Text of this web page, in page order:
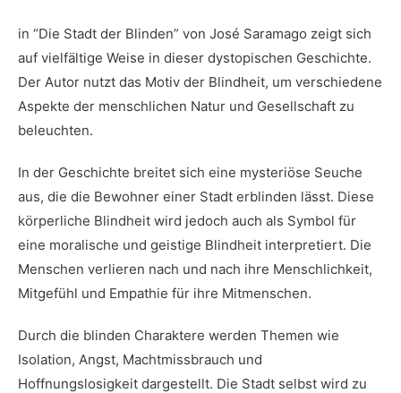
in “Die Stadt der ⁣Blinden” von ‌José Saramago zeigt sich
auf vielfältige Weise in dieser dystopischen Geschichte.
Der Autor nutzt das Motiv der Blindheit, um verschiedene
Aspekte der ​menschlichen Natur und Gesellschaft ​zu
beleuchten.
In ‍der Geschichte breitet sich eine mysteriöse Seuche
‍aus, die die‍ Bewohner einer Stadt erblinden lässt. Diese
körperliche Blindheit‌ wird jedoch auch als ​Symbol für
eine moralische und geistige Blindheit interpretiert. Die
Menschen⁣ verlieren​ nach und nach ihre Menschlichkeit,
Mitgefühl und‌ Empathie für ihre Mitmenschen.
Durch die blinden‍ Charaktere werden Themen wie
Isolation, Angst, Machtmissbrauch und
Hoffnungslosigkeit dargestellt. Die Stadt selbst wird zu